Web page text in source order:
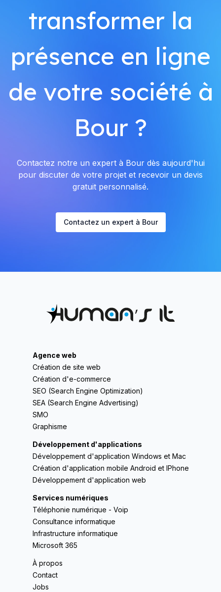
transformer la
présence en ligne
de votre société à
Bour ?
Contactez notre un expert à Bour dès aujourd'hui
pour discuter de votre projet et recevoir un devis
gratuit personnalisé.
Contactez un expert à Bour
Agence web
Création de site web
Création d'e-commerce
SEO (Search Engine Optimization)
SEA (Search Engine Advertising)
SMO
Graphisme
Développement d'applications
Développement d'application Windows et Mac
Création d'application mobile Android et IPhone
Développement d'application web
Services numériques
Téléphonie numérique - Voip
Consultance informatique
Infrastructure informatique
Microsoft 365
À propos
Contact
Jobs